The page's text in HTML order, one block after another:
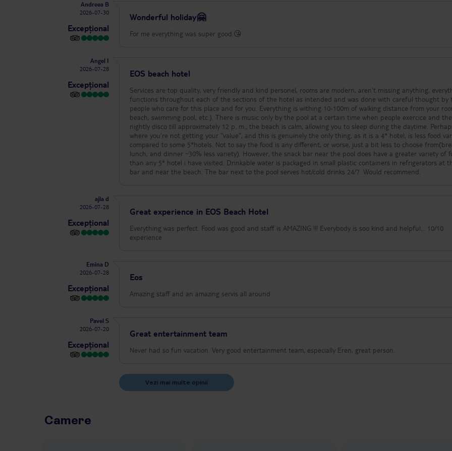
Andreea B
2026-07-30
Excepțional
Wonderful holiday🤗
For me everything was super good.😘
Angel I
2026-07-28
Excepțional
EOS beach hotel
Services are top quality, very friendly and kind personel, rooms are modern, aren't missing anything,
functions throughout each of the sections of the hotel as intended and was done with careful thought by
people who care for this place and for you. Everything is withing 10-100m of walking distance from your room.(Bar,
beach, swimming pool, etc.). There is music only by the pool at a certain time when people exercice and the
nightly disco till approximately 12 p. m., the beach is calm, allowing you to sleep during the daytime. Perhaps
where you're not getting your "value", and this is genuinely the only thing, as it is a 4* hotel, is less food
compared to some 5*hotels. Not to say the food is any different, or worse, just a bit less to choose
lunch, and dinner ~30% less variety). However, the snack bar near the pool does have a greater variety of
than any 5* hotel i have visited. Drinkable water is packaged in small plastic containers in refrigerators at the pool
bar and near the beach. The bar next to the pool serves hot/cold drinks 24/7. Would recommend.
ajla d
2026-07-28
Excepțional
Great experience in EOS Beach Hotel
Everything was perfect. Food was good and staff is AMAZING !!! Everybody is soo kind and helpful… 10/10
experience
Emina D
2026-07-28
Excepțional
Eos
Amazing staff and an amazing servis all around
Pavel S
2026-07-20
Excepțional
Great entertainment team
Never had so fun vacation. Very good entertainment team, especially Eren, great person.
Vezi mai multe opinii
Camere